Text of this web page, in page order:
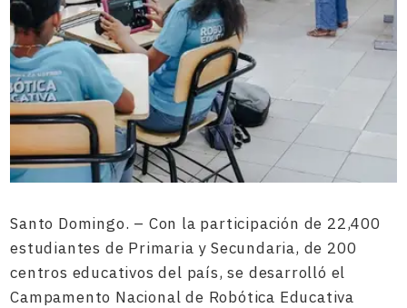
Santo Domingo. – Con la participación de 22,400
estudiantes de Primaria y Secundaria, de 200
centros educativos del país, se desarrolló el
Campamento Nacional de Robótica Educativa